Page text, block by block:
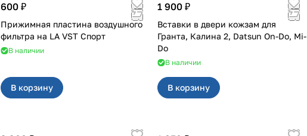
600 ₽
Прижимная пластина воздушного
фильтра на LA VST Спорт
В наличии
В корзину
1 900 ₽
Вставки в двери кожзам для
Гранта, Калина 2, Datsun On-Do, Mi-
Do
В наличии
В корзину